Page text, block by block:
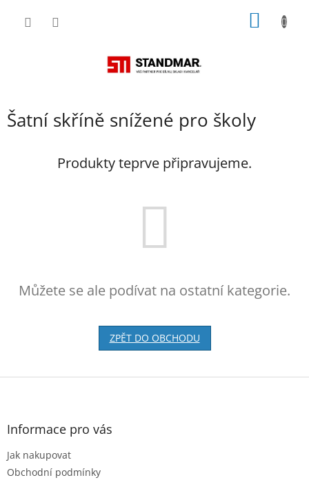
Šatní skříně snížené pro školy
Produkty teprve připravujeme.
Můžete se ale podívat na ostatní kategorie.
ZPĚT DO OBCHODU
Z
Informace pro vás
Jak nakupovat
Obchodní podmínky